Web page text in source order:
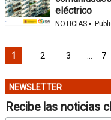
eléctrico
NOTICIAS ·
1 2 3 7
NEWSLETTER
Recibe las noticias